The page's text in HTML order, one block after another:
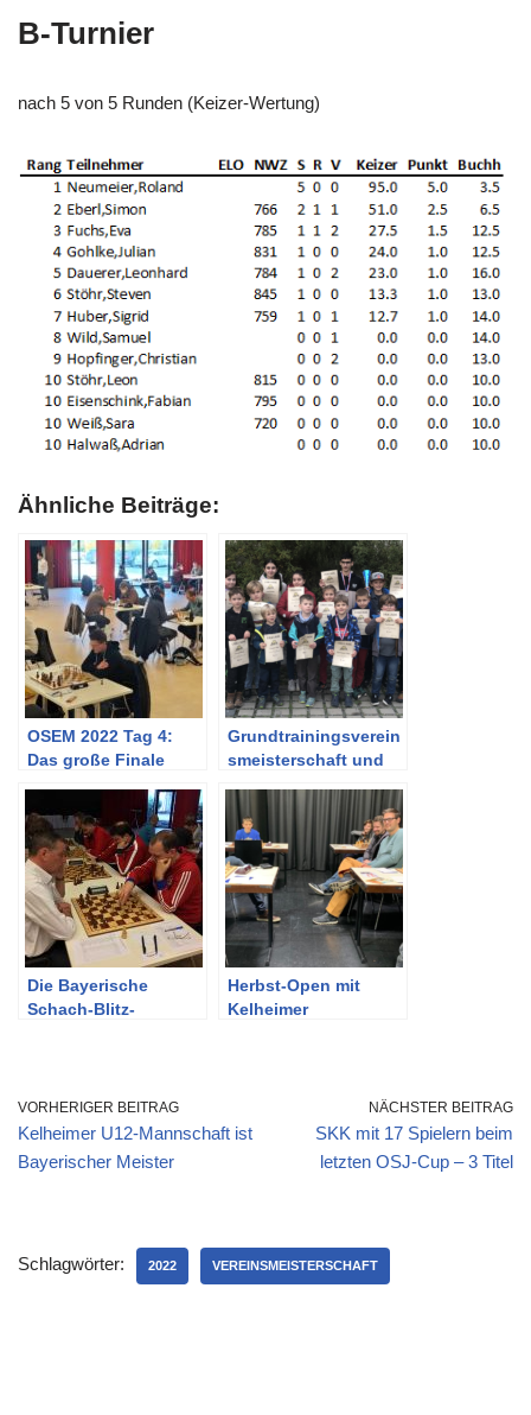
B-Turnier
nach 5 von 5 Runden (Keizer-Wertung)
Ähnliche Beiträge:
OSEM 2022 Tag 4:
Das große Finale
Grundtrainingsverein
smeisterschaft und
Die Bayerische
Schach-Blitz-
Herbst-Open mit
Kelheimer
VORHERIGER BEITRAG
Kelheimer U12-Mannschaft ist
Bayerischer Meister
NÄCHSTER BEITRAG
SKK mit 17 Spielern beim
letzten OSJ-Cup – 3 Titel
Schlagwörter: 2022 VEREINSMEISTERSCHAFT